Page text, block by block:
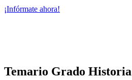
¡Infórmate ahora!
Temario Grado Historia